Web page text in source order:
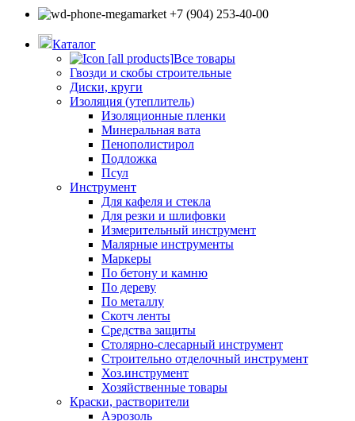
+7 (904) 253-40-00
Каталог
Все товары
Гвозди и скобы строительные
Диски, круги
Изоляция (утеплитель)
Изоляционные пленки
Минеральная вата
Пенополистирол
Подложка
Псул
Инструмент
Для кафеля и стекла
Для резки и шлифовки
Измерительный инструмент
Малярные инструменты
Маркеры
По бетону и камню
По дереву
По металлу
Скотч ленты
Средства защиты
Столярно-слесарный инструмент
Строительно отделочный инструмент
Хоз.инструмент
Хозяйственные товары
Краски, растворители
Аэрозоль